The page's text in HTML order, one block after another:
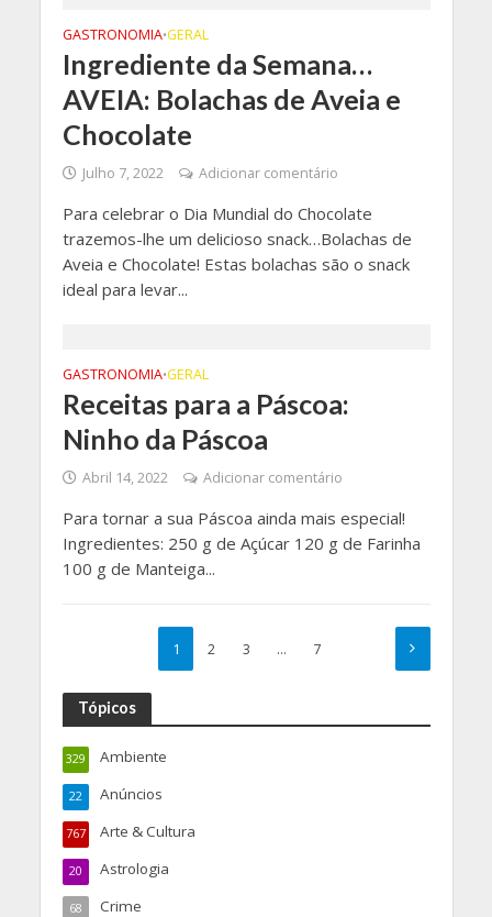
GASTRONOMIA•GERAL
Ingrediente da Semana…
AVEIA: Bolachas de Aveia e
Chocolate
Julho 7, 2022 Adicionar comentário
Para celebrar o Dia Mundial do Chocolate
trazemos-lhe um delicioso snack…Bolachas de
Aveia e Chocolate! Estas bolachas são o snack
ideal para levar...
GASTRONOMIA•GERAL
Receitas para a Páscoa:
Ninho da Páscoa
Abril 14, 2022 Adicionar comentário
Para tornar a sua Páscoa ainda mais especial!
Ingredientes: 250 g de Açúcar 120 g de Farinha
100 g de Manteiga...
1 2 3 … 7
Tópicos
Ambiente
329
Anúncios
22
Arte & Cultura
767
Astrologia
20
Crime
68